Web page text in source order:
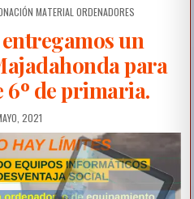
MATERIAL ORDENADORES
un
para
6º de primaria.
2021